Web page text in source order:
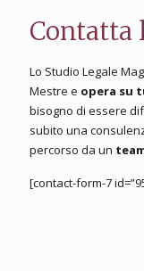
Contatta
Lo Studio Legale
Mestre e opera su
bisogno di essere
subito una
percorso da un
[contact-form-7